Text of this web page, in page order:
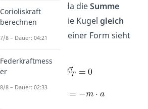
System in Ruhe, da dieSumme
aller Kräfte
auf die Kugel gleich
nullist. In allgemeiner Form sieht
Corioliskraft
berechnen
7/8 – Dauer: 04:21
Federkraftmess
er
8/8 – Dauer: 02:33